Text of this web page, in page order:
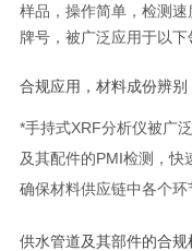
样品，操作简单，检测速
牌号，被广泛应用于以下
合规应用，材料成份辨别
*手持式XRF分析仪被广
及其配件的PMI检测，快
确保材料供应链中各个环
供水管道及其部件的合规